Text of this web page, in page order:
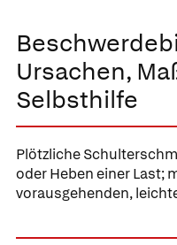
Ursachen,
Selbsthilfe
Plötzliche
oder Heben einer Last;
vorausgehenden,